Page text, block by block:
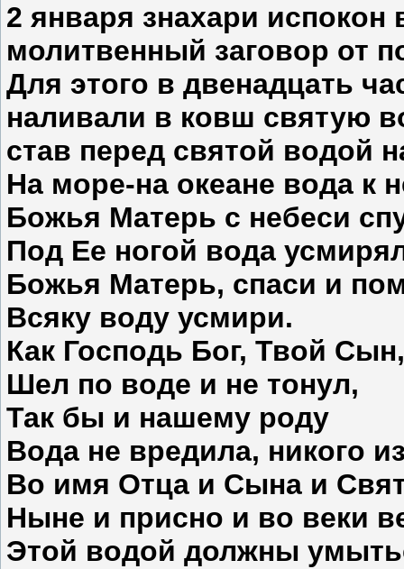
2 января знахари испокон
молитвенный заговор от
Для этого в двенадцать
наливали в ковш святую
став перед святой водой
На море-на океане вода к
Божья Матерь с небеси
Под Ее ногой вода
Божья Матерь, спаси и
Всяку воду усмири.
Как Господь Бог, Твой Сын,
Шел по воде и не тонул,
Так бы и нашему роду
Вода не вредила, никого
Во имя Отца и Сына и
Ныне и присно и во веки
Этой водой должны